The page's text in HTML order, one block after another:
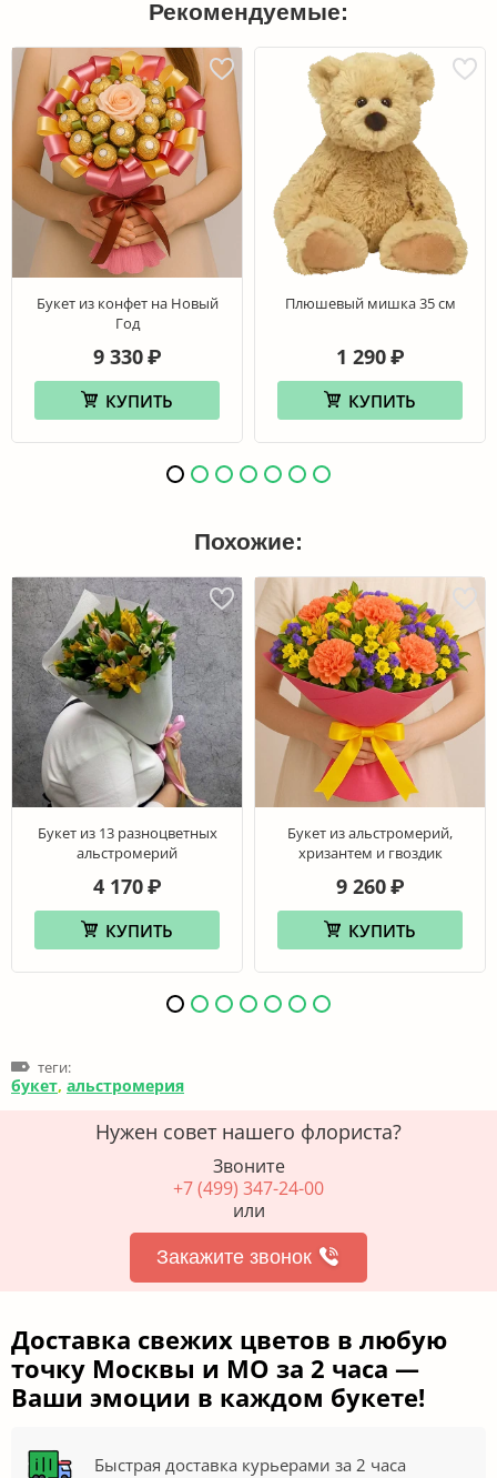
Рекомендуемые:
Букет из конфет на Новый
Год
9 330 ₽
КУПИТЬ
Плюшевый мишка 35 см
1 290 ₽
КУПИТЬ
Похожие:
Букет из 13 разноцветных
альстромерий
4 170 ₽
КУПИТЬ
Букет из альстромерий,
хризантем и гвоздик
9 260 ₽
КУПИТЬ
теги:
букет, альстромерия
Нужен совет нашего флориста?
Звоните
+7 (499) 347-24-00
или
Закажите звонок
Доставка свежих цветов в любую
точку Москвы и МО за 2 часа —
Ваши эмоции в каждом букете!
Быстрая доставка курьерами за 2 часа